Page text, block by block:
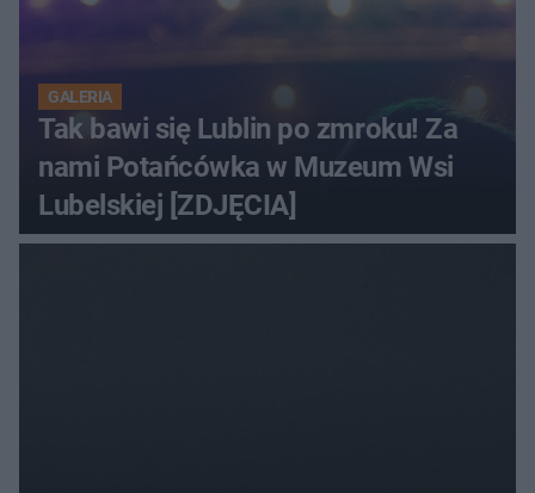
GALERIA
Tak bawi się Lublin po zmroku! Za
nami Potańcówka w Muzeum Wsi
Lubelskiej [ZDJĘCIA]